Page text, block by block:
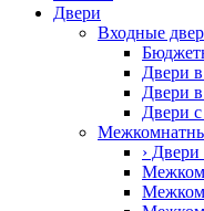
Двери
Входные
Двери
Двери
Двери
›